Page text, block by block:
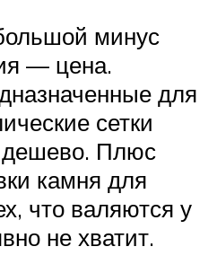
минус
— цена.
для
сетки
дешево. Плюс
камня для
что валяются у
не хватит.